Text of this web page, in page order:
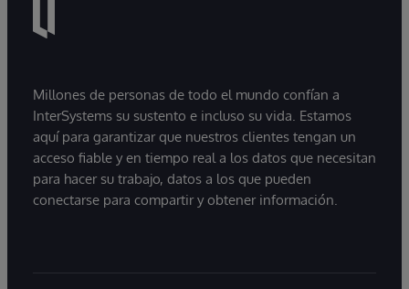
Millones de personas de todo el mundo confían a
InterSystems su sustento e incluso su vida. Estamos
aquí para garantizar que nuestros clientes tengan un
acceso fiable y en tiempo real a los datos que necesitan
para hacer su trabajo, datos a los que pueden
conectarse para compartir y obtener información.